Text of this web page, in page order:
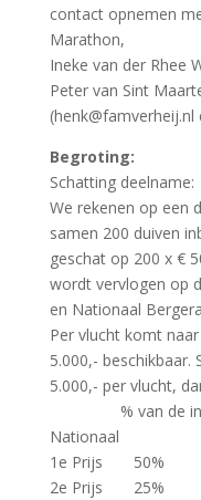
contact opnemen
Marathon,
Ineke van der Rhee
Peter van Sint
Begroting:
Schatting deelname:
We rekenen op een
samen 200 duiven
geschat op 200 x €
wordt vervlogen op
en Nationaal
Per vlucht komt
5.000,- beschikbaar.
5.000,- per vlucht,
% van de
Nationaal
1e Prijs
2e Prijs